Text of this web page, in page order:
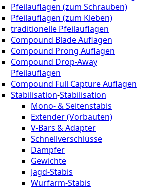
Pfeilauflagen (zum Schrauben)
Pfeilauflagen (zum Kleben)
traditionelle Pfeilauflagen
Compound Blade Auflagen
Compound Prong Auflagen
Compound Drop-Away
Pfeilauflagen
Compound Full Capture Auflagen
Stabilisation-Stabilisation
Mono- & Seitenstabis
Extender (Vorbauten)
V-Bars & Adapter
Schnellverschlüsse
Dämpfer
Gewichte
Jagd-Stabis
Wurfarm-Stabis